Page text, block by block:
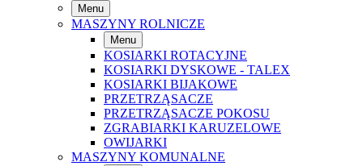
Menu
MASZYNY ROLNICZE
Menu
KOSIARKI ROTACYJNE
KOSIARKI DYSKOWE - TALEX
KOSIARKI BIJAKOWE
PRZETRZĄSACZE
PRZETRZĄSACZE POKOSU
ZGRABIARKI KARUZELOWE
OWIJARKI
MASZYNY KOMUNALNE